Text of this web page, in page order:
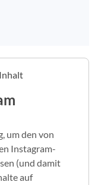
um den von
Instagram-
(und damit
auf